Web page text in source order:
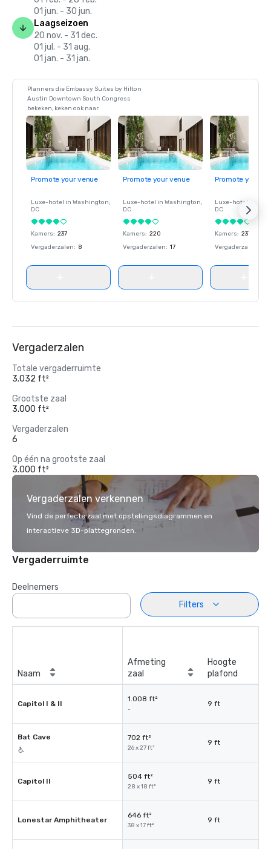
01 jun. - 30 jun.
Laagseizoen
20 nov. - 31 dec.
01 jul. - 31 aug.
01 jan. - 31 jan.
Planners die Embassy Suites by Hilton
Austin Downtown South Congress
bekeken, keken ook naar
Promote your venue
Luxe-hotel in Washington,
DC
Kamers: 237
Vergaderzalen: 8
Promote your venue
Luxe-hotel in Washington,
DC
Kamers: 220
Vergaderzalen: 17
Promote your
Luxe-hotel in
DC
Kamers: 237
Vergaderzalen
Vergaderzalen
Totale vergaderruimte
3.032 ft²
Grootste zaal
3.000 ft²
Vergaderzalen
6
Op één na grootste zaal
3.000 ft²
Vergaderzalen verkennen
Vind de perfecte zaal met opstellingsdiagrammen en
interactieve 3D-plattegronden.
Vergaderruimte
Deelnemers
Filters
Naam
Afmeting
zaal
Hoogte
plafond
Capitol I & II
1.008 ft²
-
9 ft
Bat Cave 702 ft²
26 x 27 ft²
9 ft
Capitol II
504 ft²
28 x 18 ft²
9 ft
Lonestar Amphitheater
646 ft²
38 x 17 ft²
9 ft